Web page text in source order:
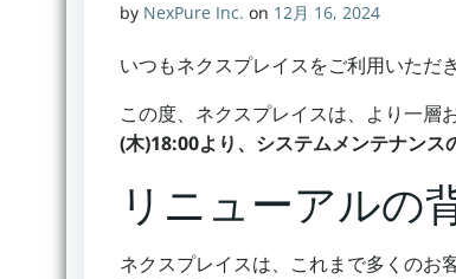
by NexPure Inc. on 12月 16, 2024
いつもネクスプレイスをご利用いただ
この度、ネクスプレイスは、より一層
(木)18:00より、システムメンテナン
リニューアルの
ネクスプレイスは、これまで多くのお